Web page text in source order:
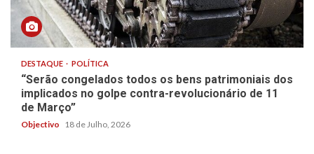
DESTAQUE POLÍTICA
“Serão congelados todos os bens patrimoniais dos
implicados no golpe contra-revolucionário de 11
de Março”
Objectivo 18 de Julho, 2026